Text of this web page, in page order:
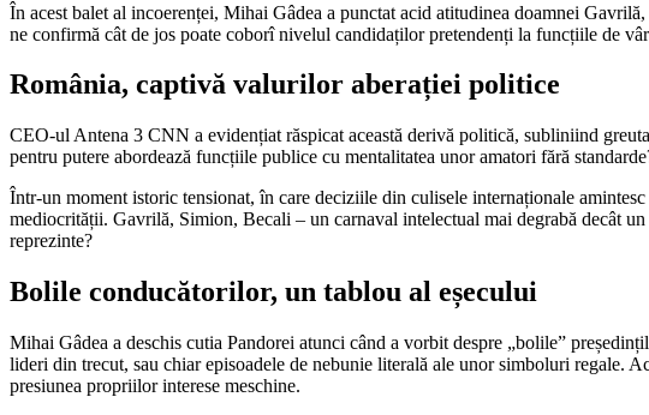
În acest balet al incoerenței, Mihai Gâdea a punctat acid atitudinea doamnei
ne confirmă cât de jos poate coborî nivelul candidaților pretendenți la funcțiile de
România, captivă valurilor aberației politice
CEO-ul Antena 3 CNN a evidențiat răspicat această derivă politică, subliniind
pentru putere abordează funcțiile publice cu mentalitatea unor amatori fără
Într-un moment istoric tensionat, în care deciziile din culisele internaționale
mediocrității. Gavrilă, Simion, Becali – un carnaval intelectual mai degrabă decât
reprezinte?
Bolile conducătorilor, un tablou al eșecului
Mihai Gâdea a deschis cutia Pandorei atunci când a vorbit despre „bolile”
lideri din trecut, sau chiar episoadele de nebunie literală ale unor simboluri regale.
presiunea propriilor interese meschine.